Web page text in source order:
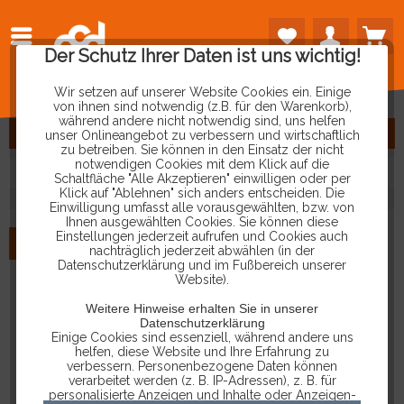
Der Schutz Ihrer Daten ist uns wichtig!
Wir setzen auf unserer Website Cookies ein. Einige
von ihnen sind notwendig (z.B. für den Warenkorb),
während andere nicht notwendig sind, uns helfen
unser Onlineangebot zu verbessern und wirtschaftlich
zu betreiben. Sie können in den Einsatz der nicht
notwendigen Cookies mit dem Klick auf die
Schaltfläche "Alle Akzeptieren" einwilligen oder per
Klick auf "Ablehnen" sich anders entscheiden. Die
Einwilligung umfasst alle vorausgewählten, bzw. von
Ihnen ausgewählten Cookies. Sie können diese
Einstellungen jederzeit aufrufen und Cookies auch
nachträglich jederzeit abwählen (in der
Datenschutzerklärung und im Fußbereich unserer
Website).
Weitere Hinweise erhalten Sie in unserer
Datenschutzerklärung
Einige Cookies sind essenziell, während andere uns
helfen, diese Website und Ihre Erfahrung zu
verbessern. Personenbezogene Daten können
verarbeitet werden (z. B. IP-Adressen), z. B. für
personalisierte Anzeigen und Inhalte oder Anzeigen-
FILTERN
ARTIKEL
NEU